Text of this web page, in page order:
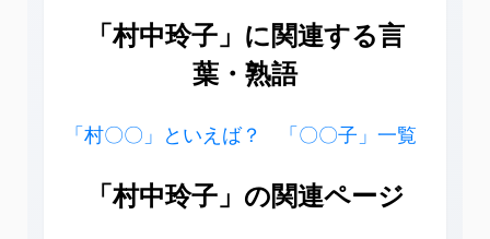
「村中玲子」に関連する言
葉・熟語
「村〇〇」といえば？ 「〇〇子」一覧
「村中玲子」の関連ページ